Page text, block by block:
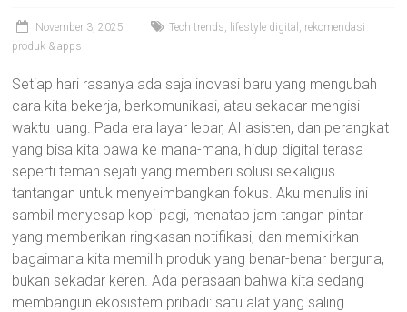
November 3, 2025
Tech trends, lifestyle digital, rekomendasi
produk & apps
Setiap hari rasanya ada saja inovasi baru yang mengubah
cara kita bekerja, berkomunikasi, atau sekadar mengisi
waktu luang. Pada era layar lebar, AI asisten, dan perangkat
yang bisa kita bawa ke mana-mana, hidup digital terasa
seperti teman sejati yang memberi solusi sekaligus
tantangan untuk menyeimbangkan fokus. Aku menulis ini
sambil menyesap kopi pagi, menatap jam tangan pintar
yang memberikan ringkasan notifikasi, dan memikirkan
bagaimana kita memilih produk yang benar-benar berguna,
bukan sekadar keren. Ada perasaan bahwa kita sedang
membangun ekosistem pribadi: satu alat yang saling